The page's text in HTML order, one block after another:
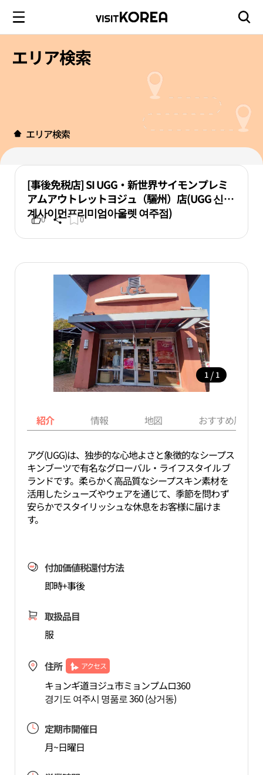
エリア検索
エリア検索
[事後免税店] SI UGG・新世界サイモンプレミ
アムアウトレットヨジュ（驪州）店(UGG 신세
계사이먼프리미엄아울렛 여주점)
0 0
1 / 1
紹介 情報 地図 おすすめ周辺
アグ(UGG)は、独歩的な心地よさと象徴的なシープス
キンブーツで有名なグローバル・ライフスタイルブ
ランドです。柔らかく高品質なシープスキン素材を
活用したシューズやウェアを通じて、季節を問わず
安らかでスタイリッシュな休息をお客様に届けま
す。
付加価値税還付方法
即時+事後
取扱品目
服
住所 アクセス
キョンギ道ヨジュ市ミョンプムロ360
경기도 여주시 명품로 360 (상거동)
定期市開催日
月~日曜日